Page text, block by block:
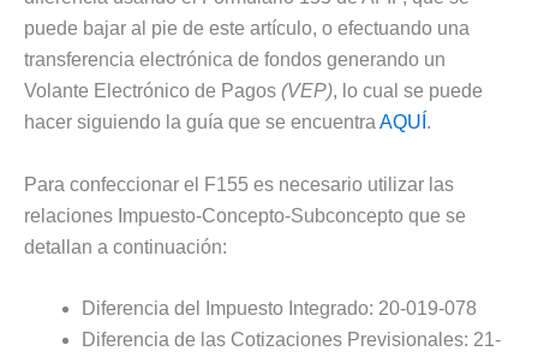
puede bajar al pie de este artículo, o efectuando una
transferencia electrónica de fondos generando un
Volante Electrónico de Pagos (VEP), lo cual se puede
hacer siguiendo la guía que se encuentra AQUÍ .
Para confeccionar el F155 es necesario utilizar las
relaciones Impuesto-Concepto-Subconcepto que se
detallan a continuación:
Diferencia del Impuesto Integrado: 20-019-078
Diferencia de las Cotizaciones Previsionales: 21-